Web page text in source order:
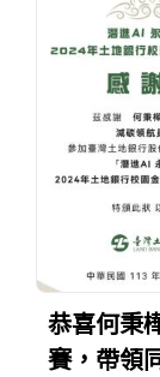
恭喜何秉
賽，帶領